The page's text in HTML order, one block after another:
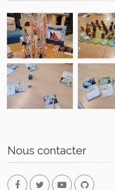
Nous contacter